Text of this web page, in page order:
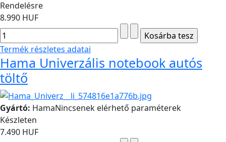
Rendelésre
8.990 HUF
Termék részletes adatai
Hama Univerzális notebook autós
töltő
Gyártó: HamaNincsenek elérhető paraméterek
Készleten
7.490 HUF